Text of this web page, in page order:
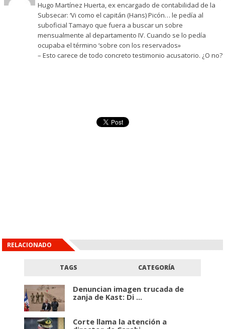
Hugo Martínez Huerta, ex encargado de contabilidad de la
Subsecar: ‘Vi como el capitán (Hans) Picón… le pedía al
suboficial Tamayo que fuera a buscar un sobre
mensualmente al departamento IV. Cuando se lo pedía
ocupaba el término ‘sobre con los reservados»
– Esto carece de todo concreto testimonio acusatorio. ¿O no?
RELACIONADO
TAGS CATEGORÍA
Denuncian imagen trucada de
zanja de Kast: Di ...
Corte llama la atención a